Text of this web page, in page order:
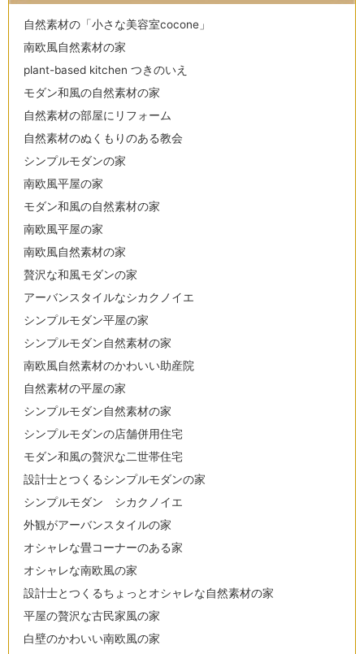
自然素材の「小さな美容室cocone」
南欧風自然素材の家
plant-based kitchen つきのいえ
モダン和風の自然素材の家
自然素材の部屋にリフォーム
自然素材のぬくもりのある教会
シンプルモダンの家
南欧風平屋の家
モダン和風の自然素材の家
南欧風平屋の家
南欧風自然素材の家
贅沢な和風モダンの家
アーバンスタイルなシカクノイエ
シンプルモダン平屋の家
シンプルモダン自然素材の家
南欧風自然素材のかわいい助産院
自然素材の平屋の家
シンプルモダン自然素材の家
シンプルモダンの店舗併用住宅
モダン和風の贅沢な二世帯住宅
設計士とつくるシンプルモダンの家
シンプルモダン シカクノイエ
外観がアーバンスタイルの家
オシャレな畳コーナーのある家
オシャレな南欧風の家
設計士とつくるちょっとオシャレな自然素材の家
平屋の贅沢な古民家風の家
白壁のかわいい南欧風の家